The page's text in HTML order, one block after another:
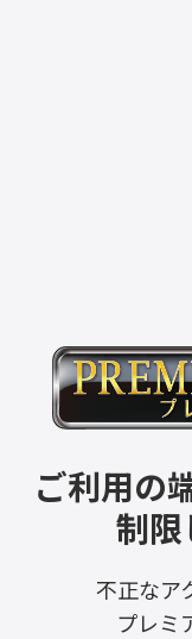
ご利用の
制限
不正なア
プレミ